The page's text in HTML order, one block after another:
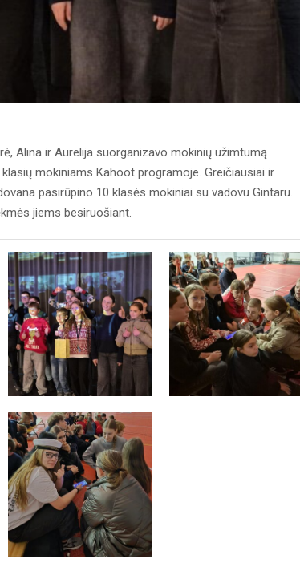
Alina ir Aurelija suorganizavo mokinių užimtumą
mokiniams Kahoot programoje. Greičiausiai ir
pasirūpino 10 klasės mokiniai su vadovu Gintaru.
jiems besiruošiant.